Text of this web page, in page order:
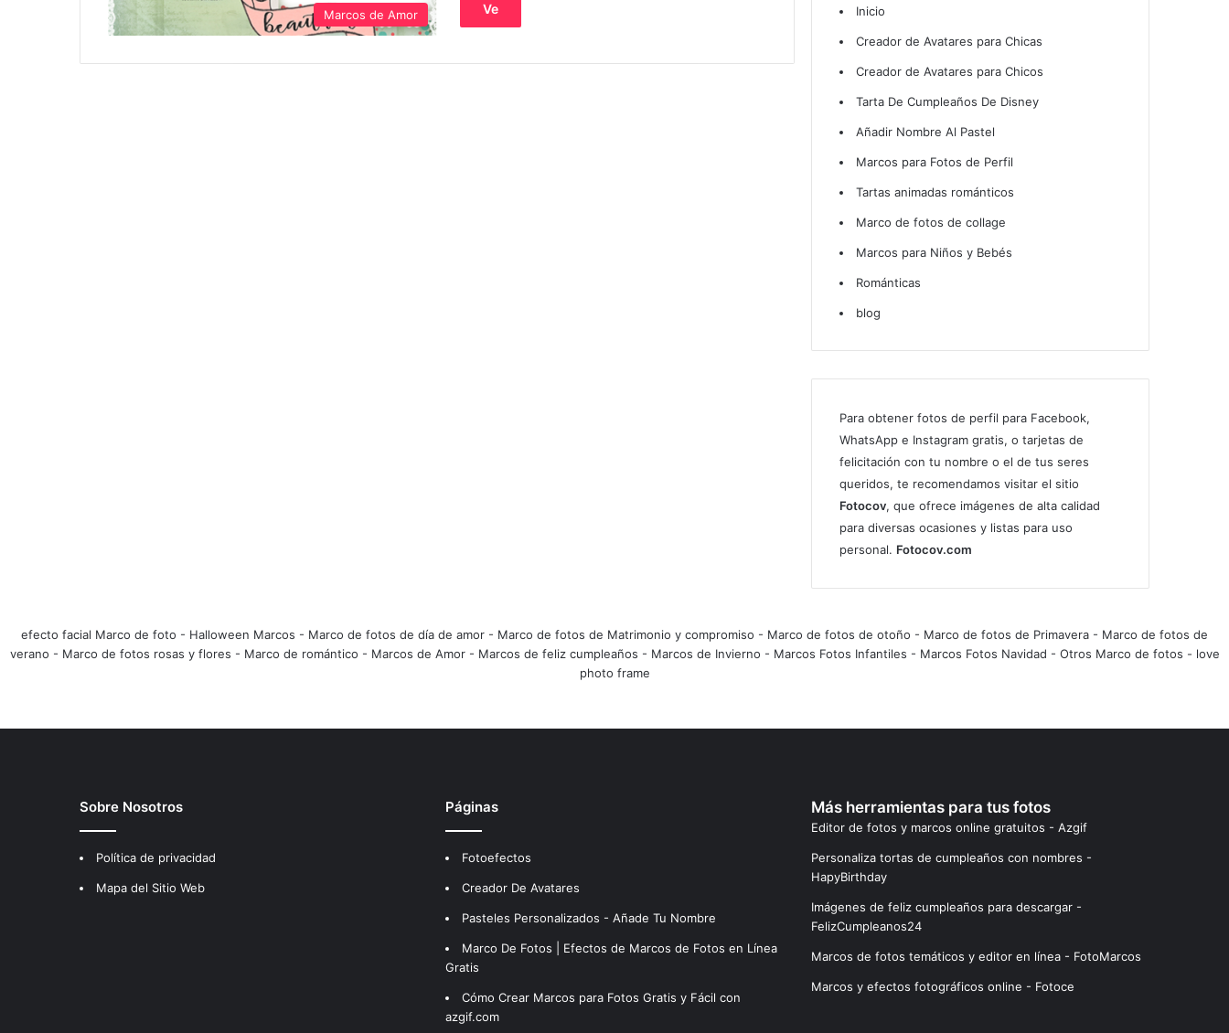
Marcos de Amor Ve Inicio
Creador de Avatares para Chicas
Creador de Avatares para Chicos
Tarta De Cumpleaños De Disney
Añadir Nombre Al Pastel
Marcos para Fotos de Perfil
Tartas animadas románticos
Marco de fotos de collage
Marcos para Niños y Bebés
Románticas
blog
Para obtener fotos de perfil para Facebook,
WhatsApp e Instagram gratis, o tarjetas de
felicitación con tu nombre o el de tus seres
queridos, te recomendamos visitar el sitio
Fotocov, que ofrece imágenes de alta calidad
para diversas ocasiones y listas para uso
personal. Fotocov.com
efecto facial Marco de foto - Halloween Marcos - Marco de fotos de día de amor - Marco de fotos de Matrimonio y compromiso - Marco de fotos de otoño - Marco de fotos de Primavera - Marco de fotos de
verano - Marco de fotos rosas y flores - Marco de romántico - Marcos de Amor- Marcos de feliz cumpleaños - Marcos de Invierno - Marcos Fotos Infantiles - Marcos Fotos Navidad - Otros Marco de fotos - love
photo frame
Sobre Nosotros
Política de privacidad
Mapa del Sitio Web
Páginas
Fotoefectos
Creador De Avatares
Pasteles Personalizados - Añade Tu Nombre
Marco De Fotos | Efectos de Marcos de Fotos en Línea
Gratis
Cómo Crear Marcos para Fotos Gratis y Fácil con
azgif.com
Más herramientas para tus fotos
Editor de fotos y marcos online gratuitos - Azgif
Personaliza tortas de cumpleaños con nombres -
HapyBirthday
Imágenes de feliz cumpleaños para descargar -
FelizCumpleanos24
Marcos de fotos temáticos y editor en línea - FotoMarcos
Marcos y efectos fotográficos online - Fotoce